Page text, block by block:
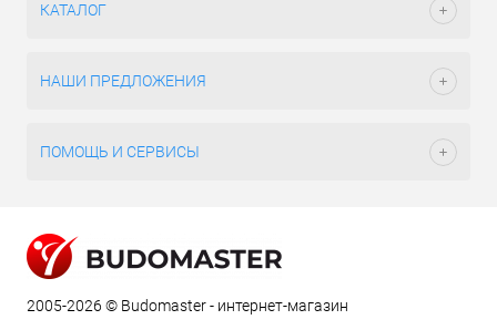
КАТАЛОГ
НАШИ ПРЕДЛОЖЕНИЯ
ПОМОЩЬ И СЕРВИСЫ
2005-2026 © Budomaster - интернет-магазин